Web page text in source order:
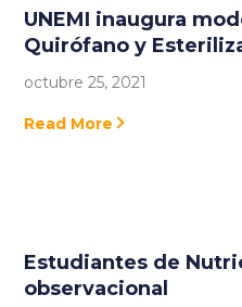
UNEMI inaugura
Quirófano y
octubre 25, 2021
Read More
Estudiantes de
observacional